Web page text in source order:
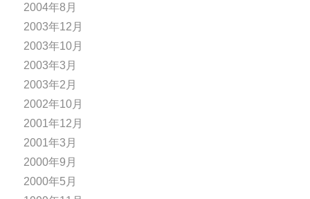
2004年8月
2003年12月
2003年10月
2003年3月
2003年2月
2002年10月
2001年12月
2001年3月
2000年9月
2000年5月